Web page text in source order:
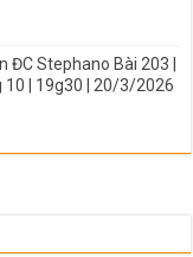
ĐC Stephano Bài 203 |
10 | 19g30 | 20/3/2026